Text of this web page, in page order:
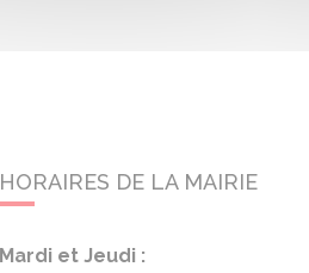
HORAIRES DE LA MAIRIE
Mardi et Jeudi :